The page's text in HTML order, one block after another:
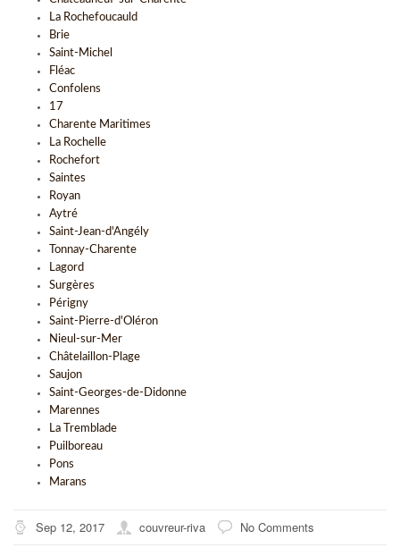
La Rochefoucauld
Brie
Saint-Michel
Fléac
Confolens
17
Charente Maritimes
La Rochelle
Rochefort
Saintes
Royan
Aytré
Saint-Jean-d'Angély
Tonnay-Charente
Lagord
Surgères
Périgny
Saint-Pierre-d'Oléron
Nieul-sur-Mer
Châtelaillon-Plage
Saujon
Saint-Georges-de-Didonne
Marennes
La Tremblade
Puilboreau
Pons
Marans
Sep 12, 2017 couvreur-riva No Comments